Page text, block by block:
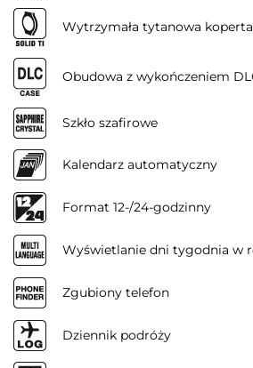
Wytrzymała tytanowa koperta
Obudowa z wykończeniem
Szkło szafirowe
Kalendarz automatyczny
Format 12-/24-godzinny
Wyświetlanie dni tygodnia w
Zgubiony telefon
Dziennik podróży